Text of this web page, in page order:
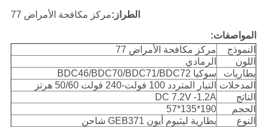
الطراز:مركز مكافحة الأمراض 77
المواصفات:
النموذج
مركز مكافحة الأمراض 77
اللون
الرمادي
بطاريات
سوكيا BDC46/BDC70/BDC71/BDC72
المدخلات
التيار المتردد 100 فولت-240 فولت 50/60 هرتز
الناتج
DC 7.2V -1.2A
الحجم
190*135*57
النوع
بطارية ليثيوم أيون GEB371 شاحن